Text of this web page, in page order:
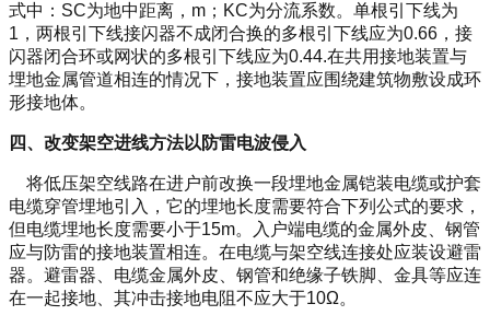
式中： SC为地中距离， m ； KC为分流系数。单根引下线为
1 ，两根引下线接闪器不成闭合换的多根引下线应为0.66 ，接
闪器闭合环或网状的多根引下线应为0.44.在共用接地装置与
埋地金属管道相连的情况下，接地装置应围绕建筑物敷设成环
形接地体。
四、改变架空进线方法以防雷电波侵入
将低压架空线路在进户前改换一段埋地金属铠装电缆或护套
电缆穿管埋地引入，它的埋地长度需要符合下列公式的要求，
但电缆埋地长度需要小于15m。入户端电缆的金属外皮、钢管
应与防雷的接地装置相连。在电缆与架空线连接处应装设避雷
器。避雷器、电缆金属外皮、钢管和绝缘子铁脚、金具等应连
在一起接地、其冲击接地电阻不应大于10Ω。